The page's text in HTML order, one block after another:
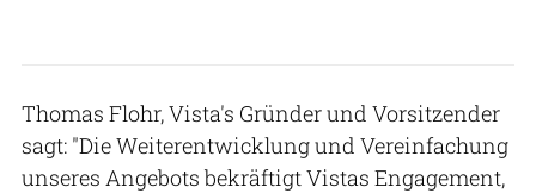
Thomas Flohr, Vista's Gründer und Vorsitzender
sagt: "Die Weiterentwicklung und Vereinfachung
unseres Angebots bekräftigt Vistas Engagement,